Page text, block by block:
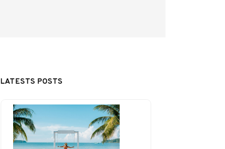
LATESTS POSTS